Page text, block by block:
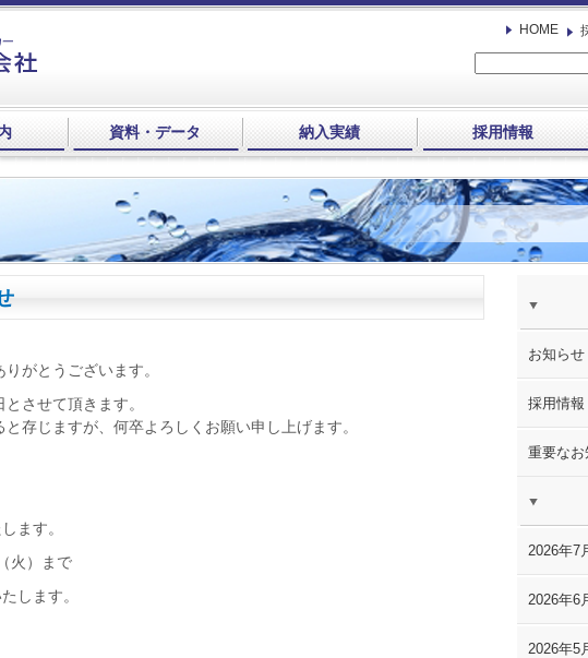
HOME
資料・データ 納入実績 採用情報
がとうございます。
させて頂きます。
存じますが、何卒よろしくお願い申し上げます。
ます。
火）まで
します。
お知らせ
採用情報
重要なお
2026年7
2026年6
2026年5